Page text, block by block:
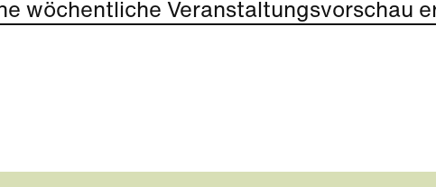
wöchentliche Veranstaltungsvorschau